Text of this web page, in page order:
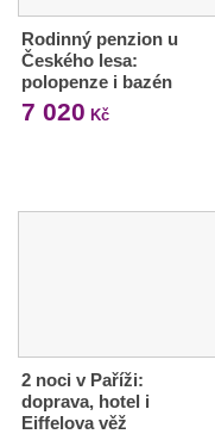
Rodinný penzion u
Českého lesa:
polopenze i bazén
7 020 Kč
2 noci v Paříži:
doprava, hotel i
Eiffelova věž